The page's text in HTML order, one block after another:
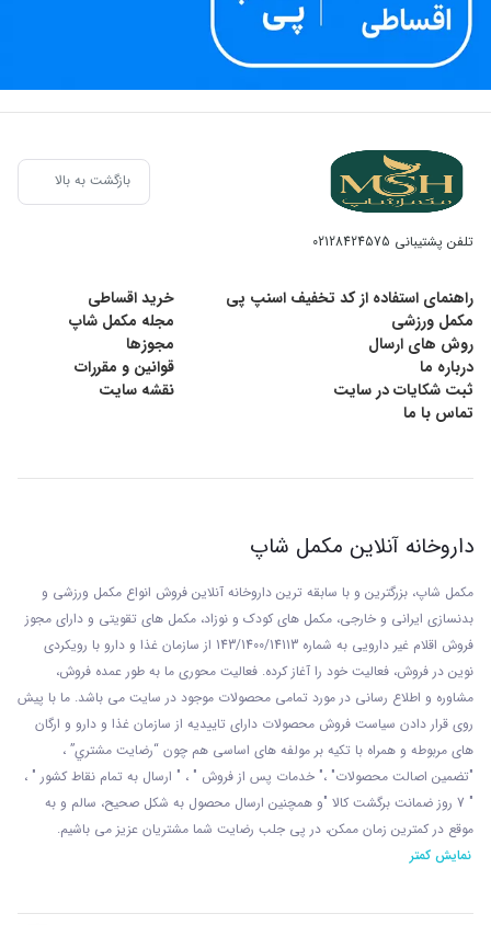
بازگشت به بالا
تلفن پشتیبانی 02128424575
راهنمای استفاده از کد تخفیف اسنپ پی
خرید اقساطی
مکمل ورزشی
مجله مکمل شاپ
روش های ارسال
مجوزها
درباره ما
قوانین و مقررات
ثبت شکایات در سایت
نقشه سایت
تماس با ما
داروخانه آنلاین مکمل شاپ
مکمل شاپ، بزرگترین و با سابقه ترین داروخانه آنلاین فروش انواع مکمل ورزشی و
بدنسازی ایرانی و خارجی، مکمل های کودک و نوزاد، مکمل های تقویتی و دارای مجوز
فروش اقلام غیر دارویی به شماره 143/1400/14113 از
سازمان غذا و دارو با رويکردی
نوين در فروش، فعاليت خود را آغاز کرده. فعاليت محوری ما به طور عمده فروش،
مشاوره و اطلاع رسانی در مورد تمامی محصولات موجود در سایت می باشد. ما با پيش
روی قرار دادن سياست فروش محصولات دارای تاييديه از سازمان غذا و دارو و ارگان
های مربوطه و همراه با تکيه بر مولفه های اساسی هم چون “رضايت مشتري” ،
"تضمين اصالت محصولات" ،" خدمات پس از فروش " ، " ارسال به تمام نقاط کشور " ،
" 7 روز ضمانت برگشت کالا "و همچنين ارسال محصول به شکل صحيح، سالم و به
موقع در کمترين زمان ممکن، در پی جلب رضايت شما مشتريان عزیز می باشيم.
نمایش کمتر